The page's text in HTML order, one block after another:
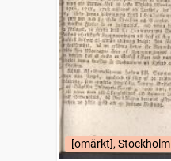
[omärkt], Stockholm